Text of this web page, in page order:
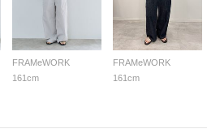
FRAMeWORK
161cm
FRAMeWORK
161cm